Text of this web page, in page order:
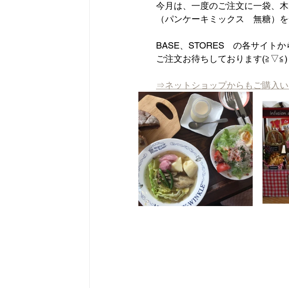
今月は、一度のご注文に一袋、木
（パンケーキミックス　無糖）を
BASE、STORES　の各サイトか
ご注文お待ちしております(≧▽≦)
⇒ネットショップからもご購入い